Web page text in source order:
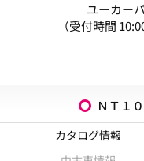
ユーカー
（受付時間
ＮＴ１
カタログ情報